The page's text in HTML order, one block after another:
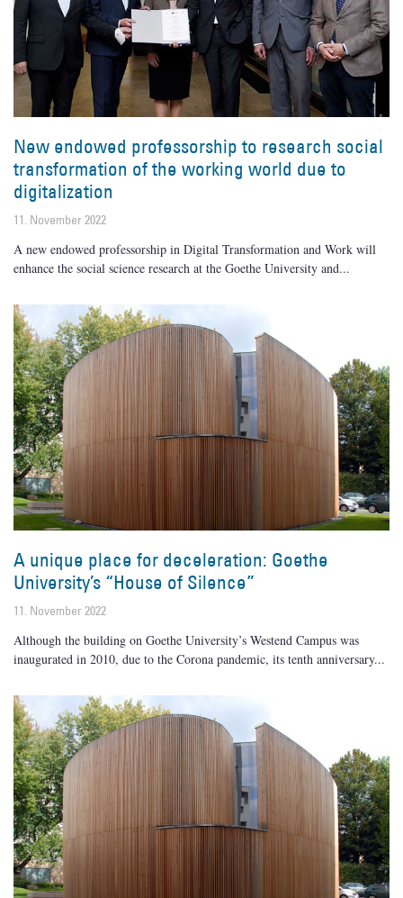
New endowed professorship to research social
transformation of the working world due to
digitalization
11. November 2022
A new endowed professorship in Digital Transformation and Work will
enhance the social science research at the Goethe University and
A unique place for deceleration: Goethe
University’s “House of Silence”
11. November 2022
Although the building on Goethe University’s Westend Campus was
inaugurated in 2010, due to the Corona pandemic, its tenth anniversary